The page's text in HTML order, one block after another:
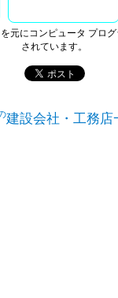
元にコンピュータ プロ
されています。
建設会社・工務店